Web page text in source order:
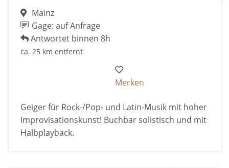
Mainz
Gage: auf Anfrage
Antwortet binnen 8h
ca. 25 km entfernt
Merken
Geiger für Rock-/Pop- und Latin-Musik mit hoher
Improvisationskunst! Buchbar solistisch und mit
Halbplayback.